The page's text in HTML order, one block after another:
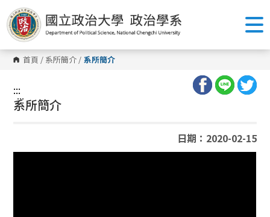
跳
到
主
要
內
容
區 首頁 / 系所簡介 / 系所簡介
:::
:::
系所簡介
日期：2020-02-15